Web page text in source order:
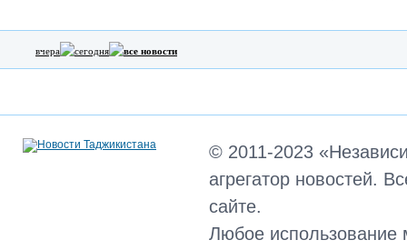
вчера сегодня все новости
© 2011-2023
агрегатор новостей.
сайте.
Любое использование